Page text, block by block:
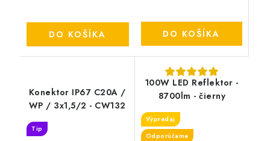
DO KOŠÍKA DO KOŠÍKA
Konektor IP67 C20A /
WP / 3x1,5/2 - CW132
Tip
100W LED Reflektor -
8700lm - čierny
Výpredaj
Odporúčame